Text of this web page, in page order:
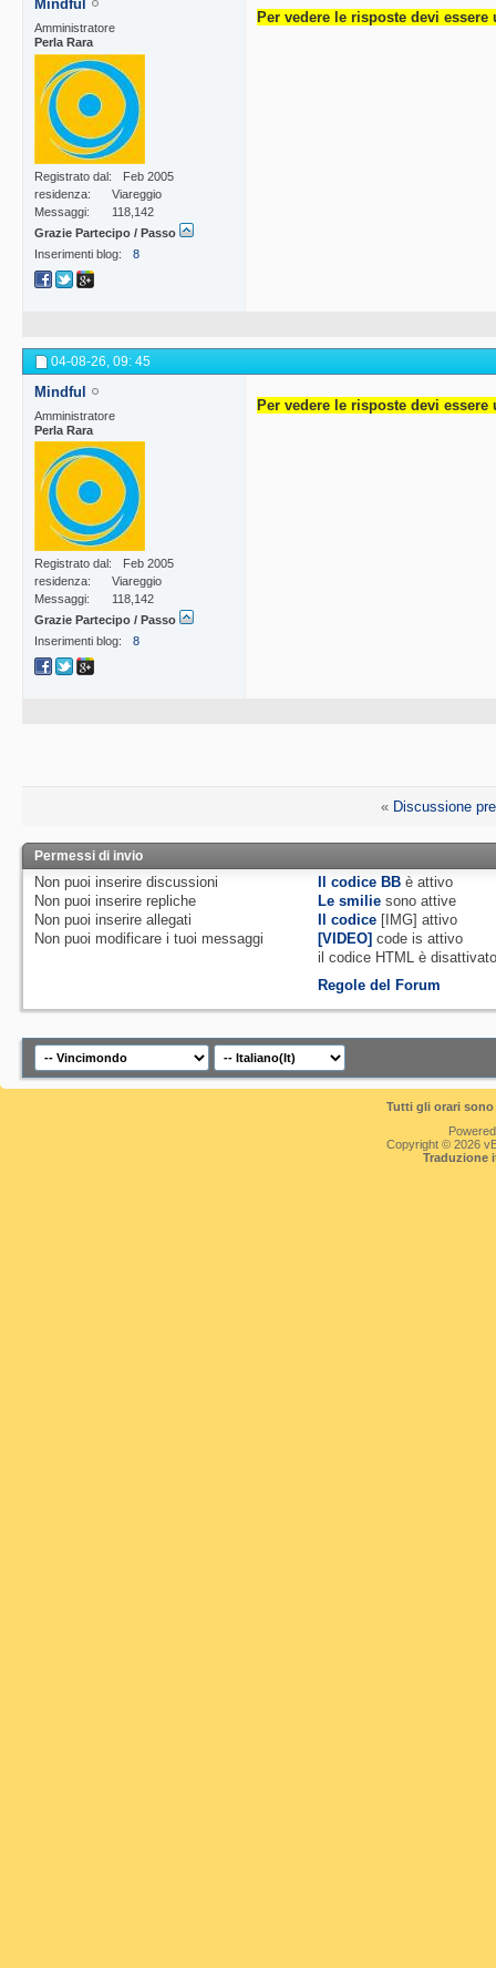
Mindful
Amministratore
Perla Rara
Registrato dal
Feb 2005
residenza
Viareggio
Messaggi
118,142
Grazie Partecipo / Passo
Inserimenti blog
8
Per vedere le risposte devi
04-08-26, 09: 45
Mindful
Amministratore
Perla Rara
Registrato dal
Feb 2005
residenza
Viareggio
Messaggi
118,142
Grazie Partecipo / Passo
Inserimenti blog
8
Per vedere le risposte devi essere
« Discussione
Permessi di invio
Non puoi inserire discussioni
Non puoi inserire repliche
Non puoi inserire allegati
Non puoi modificare i tuoi messaggi
Il codice BB èattivo
Le smilie sono attive
Il codice [IMG]attivo
[VIDEO] code isattivo
il codice HTML è
Regole del Forum
Tutti gli orari
Copyright © 2026
Traduzione